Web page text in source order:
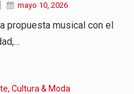
mayo 10, 2026
propuesta musical con el
Cultura & Moda